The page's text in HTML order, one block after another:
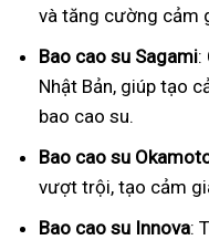
và tăng cường cảm
Bao cao su Sagami:
Nhật Bản, giúp tạo
bao cao su.
Bao cao su
vượt trội, tạo cảm
Bao cao su Innova: